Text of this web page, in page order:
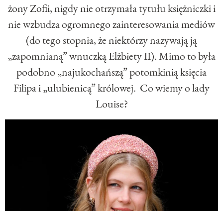
żony Zofii, nigdy nie otrzymała tytułu księżniczki i
nie wzbudza ogromnego zainteresowania mediów
(do tego stopnia, że niektórzy nazywają ją
„zapomnianą” wnuczką Elżbiety II). Mimo to była
podobno „najukochańszą” potomkinią księcia
Filipa i „ulubienicą” królowej. Co wiemy o lady
Louise?